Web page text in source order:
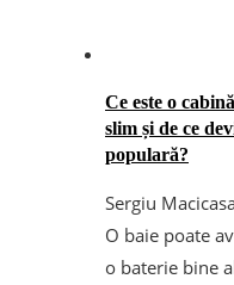
Ce este o
slim și de ce
populară?
Sergiu
O baie poate
o baterie bine